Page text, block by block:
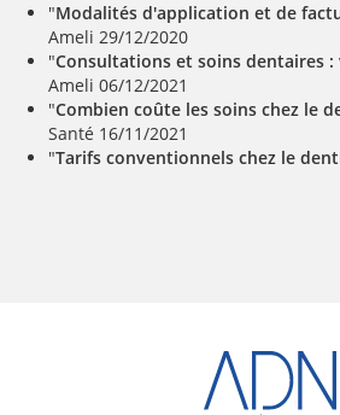
"Modalités d'application et de
Ameli 29/12/2020
"Consultations et soins dentaires
Ameli 06/12/2021
"Combien coûte les soins chez le
Santé 16/11/2021
"Tarifs conventionnels chez le